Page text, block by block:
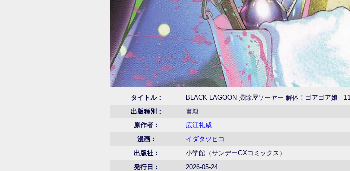
タイトル：
BLACK LAGOON 掃除屋ソーヤー 解体！ゴアゴア娘 - 11
出版種別：
書籍
原作者：
広江礼威
漫画：
イダタツヒコ
出版社：
小学館（サンデーGXコミックス）
発行日：
2026-05-24